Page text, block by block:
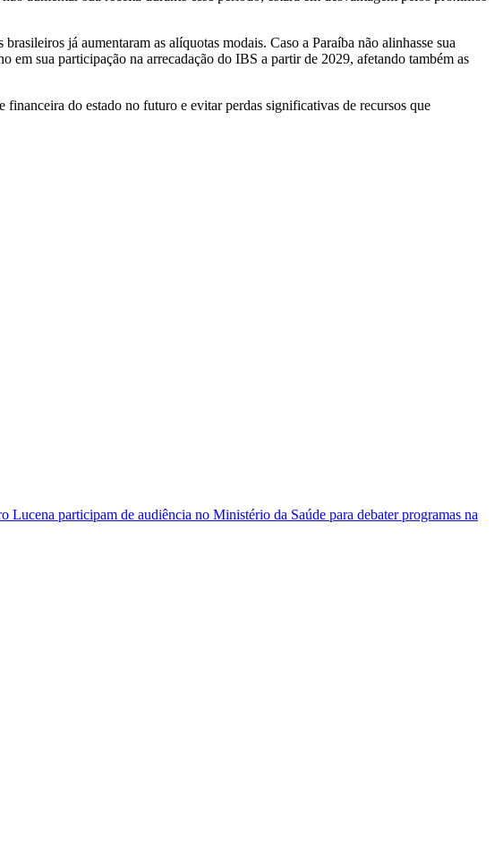
já aumentaram as alíquotas modais. Caso a Paraíba não alinhasse sua
sua participação na arrecadação do IBS a partir de 2029, afetando também as
do estado no futuro e evitar perdas significativas de recursos que
Lucena participam de audiência no Ministério da Saúde para debater programas na